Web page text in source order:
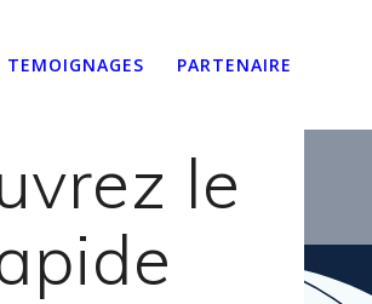
TEMOIGNAGES PARTENAIRE
le